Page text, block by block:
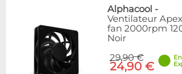
Alphacool -
Ventilateur
fan 2000rpm
Noir
29,90 €
24,90 €